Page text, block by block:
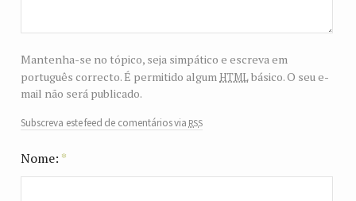
Mantenha-se no tópico, seja simpático e escreva em
português correcto. É permitido algum htmlbásico. O seu e-
mail não será publicado.
Subscreva este feed de comentários viarss
Nome: *